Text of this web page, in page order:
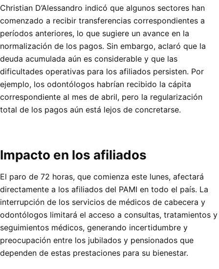
Christian D’Alessandro indicó que algunos sectores han
comenzado a recibir transferencias correspondientes a
períodos anteriores, lo que sugiere un avance en la
normalización de los pagos. Sin embargo, aclaró que la
deuda acumulada aún es considerable y que las
dificultades operativas para los afiliados persisten. Por
ejemplo, los odontólogos habrían recibido la cápita
correspondiente al mes de abril, pero la regularización
total de los pagos aún está lejos de concretarse.
Impacto en los afiliados
El paro de 72 horas, que comienza este lunes, afectará
directamente a los afiliados del PAMI en todo el país. La
interrupción de los servicios de médicos de cabecera y
odontólogos limitará el acceso a consultas, tratamientos y
seguimientos médicos, generando incertidumbre y
preocupación entre los jubilados y pensionados que
dependen de estas prestaciones para su bienestar.